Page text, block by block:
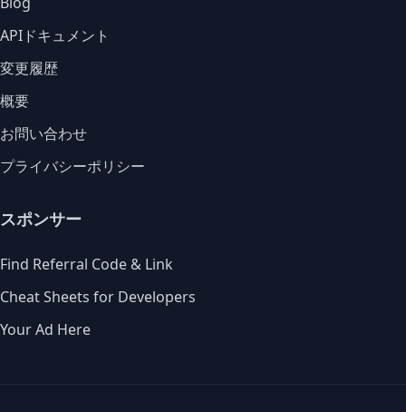
APIドキュメント
変更履歴
概要
お問い合わせ
プライバシーポリシー
スポンサー
Find Referral Code & Link
Cheat Sheets for Developers
Your Ad Here